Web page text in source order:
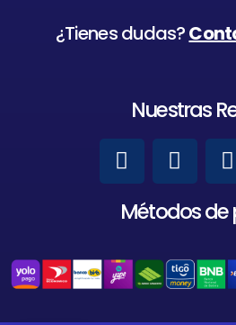
¿Tienes dudas?
Nuestras
Métodos